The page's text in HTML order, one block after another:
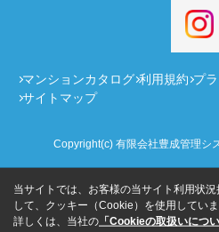
マンションカタログ 利用規約 プ
サイトマップ
Copyright(c) 有限会社豊成管理シ
当サイトでは、お客様の当サイト利用状
して、クッキー（Cookie）を使用していま
詳しくは、当社の 「Cookieの取扱いについ